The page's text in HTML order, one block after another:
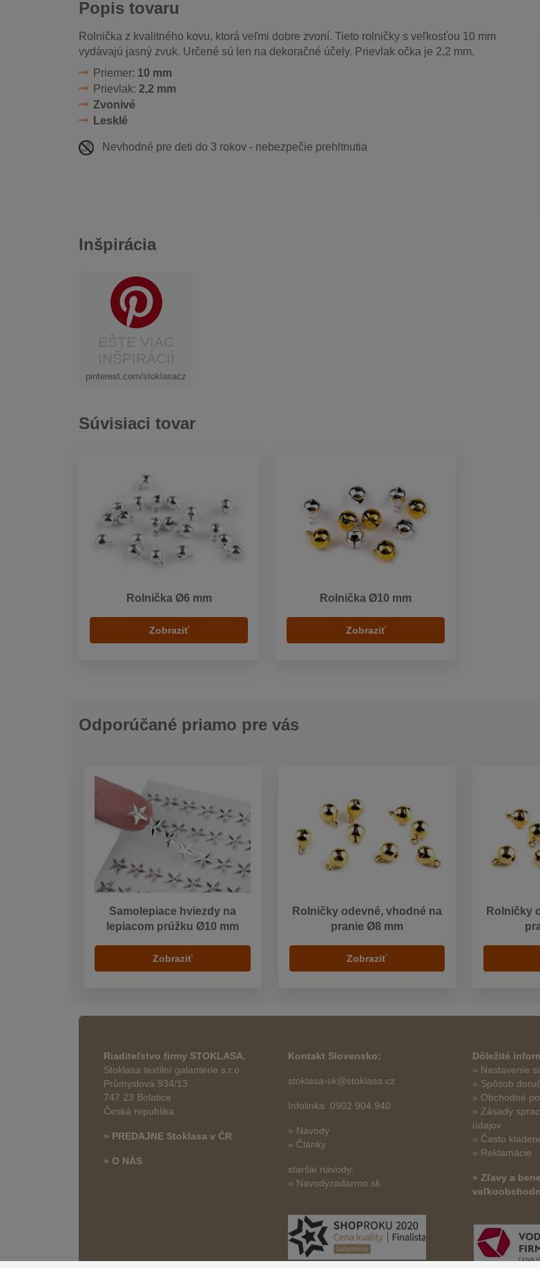
Popis tovaru
Rolnička z kvalitného kovu, ktorá veľmi dobre zvoní. Tieto rolničky s veľkosťou 10 mm
vydávajú jasný zvuk. Určené sú len na dekoračné účely. Prievlak očka je 2,2 mm.
Priemer: 10 mm
Prievlak: 2,2 mm
Zvonivé
Lesklé
Nevhodné pre deti do 3 rokov - nebezpečie prehltnutia
Inšpirácia
pinterest.com/stoklasacz
Súvisiaci tovar
Rolnička Ø6 mm
Zobraziť
Rolnička Ø10 mm
Zobraziť
Odporúčané priamo pre vás
Samolepiace hviezdy na
lepiacom prúžku Ø10 mm
Zobraziť
Rolničky odevné, vhodné na
pranie Ø8 mm
Zobraziť
Rolničky
Riaditeľstvo firmy STOKLASA.
Stoklasa textilní galanterie s.r.o.
Průmyslová 934/13
747 23 Bolatice
Česká republika
» PREDAJNE Stoklasa v ČR
» O NÁS
Kontakt Slovensko:
stoklasa-sk@stoklasa.cz
Infolinka: 0902 904 940
» Návody
» Články
staršie návody:
» Navodyzadarmo.sk
Dôležité
» Nastavenie
» Spôsob
» Obchodné
» Zásady
údajov
» Často
» Reklamácie
» Zľavy a